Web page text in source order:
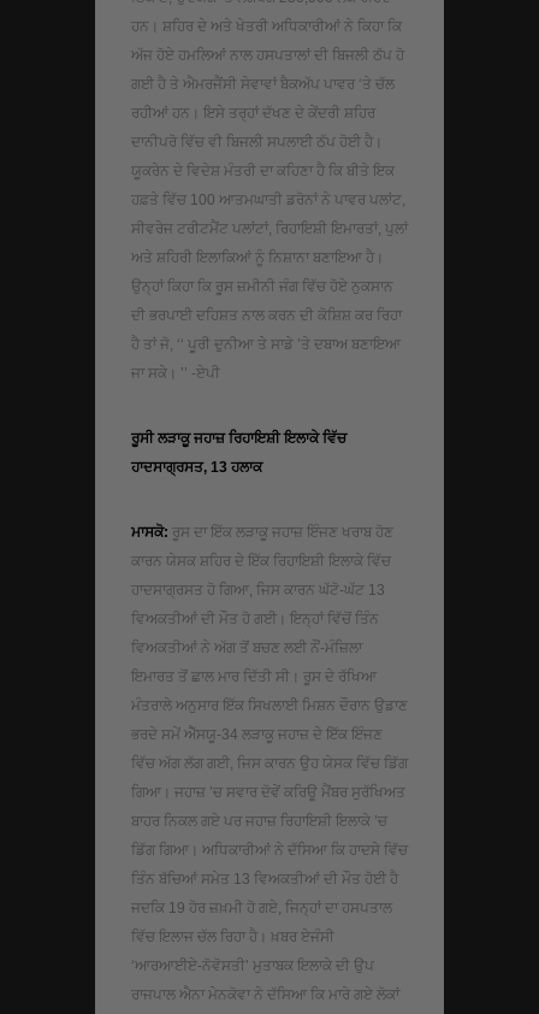
ਹਨ। ਸ਼ਹਿਰ ਦੇ ਅਤੇ ਖੇਤਰੀ ਅਧਿਕਾਰੀਆਂ ਨੇ ਕਿਹਾ ਕਿ
ਅੱਜ ਹੋਏ ਹਮਲਿਆਂ ਨਾਲ ਹਸਪਤਾਲਾਂ ਦੀ ਬਿਜਲੀ ਠੱਪ ਹੋ
ਗਈ ਹੈ ਤੇ ਐਮਰਜੈਂਸੀ ਸੇਵਾਵਾਂ ਬੈਕਅੱਪ ਪਾਵਰ ‘ਤੇ ਚੱਲ
ਰਹੀਆਂ ਹਨ। ਇਸੇ ਤਰ੍ਹਾਂ ਦੱਖਣ ਦੇ ਕੇਂਦਰੀ ਸ਼ਹਿਰ
ਦਾਨੀਪਰੋ ਵਿੱਚ ਵੀ ਬਿਜਲੀ ਸਪਲਾਈ ਠੱਪ ਹੋਈ ਹੈ।
ਯੂਕਰੇਨ ਦੇ ਵਿਦੇਸ਼ ਮੰਤਰੀ ਦਾ ਕਹਿਣਾ ਹੈ ਕਿ ਬੀਤੇ ਇਕ
ਹਫ਼ਤੇ ਵਿੱਚ 100 ਆਤਮਘਾਤੀ ਡਰੋਨਾਂ ਨੇ ਪਾਵਰ ਪਲਾਂਟ,
ਸੀਵਰੇਜ ਟਰੀਟਮੈਂਟ ਪਲਾਂਟਾਂ, ਰਿਹਾਇਸ਼ੀ ਇਮਾਰਤਾਂ, ਪੁਲਾਂ
ਅਤੇ ਸ਼ਹਿਰੀ ਇਲਾਕਿਆਂ ਨੂੰ ਨਿਸ਼ਾਨਾ ਬਣਾਇਆ ਹੈ।
ਉਨ੍ਹਾਂ ਕਿਹਾ ਕਿ ਰੂਸ ਜ਼ਮੀਨੀ ਜੰਗ ਵਿੱਚ ਹੋਏ ਨੁਕਸਾਨ
ਦੀ ਭਰਪਾਈ ਦਹਿਸ਼ਤ ਨਾਲ ਕਰਨ ਦੀ ਕੋਸ਼ਿਸ਼ ਕਰ ਰਿਹਾ
ਹੈ ਤਾਂ ਜੋ, ‘‘ ਪੂਰੀ ਦੁਨੀਆ ਤੇ ਸਾਡੇ ’ਤੇ ਦਬਾਅ ਬਣਾਇਆ
ਜਾ ਸਕੇ। ’’ -ਏਪੀ
ਰੂਸੀ ਲੜਾਕੂ ਜਹਾਜ਼ ਰਿਹਾਇਸ਼ੀ ਇਲਾਕੇ ਵਿੱਚ
ਹਾਦਸਾਗ੍ਰਸਤ, 13 ਹਲਾਕ
ਮਾਸਕੋ: ਰੂਸ ਦਾ ਇੱਕ ਲੜਾਕੂ ਜਹਾਜ਼ ਇੰਜਣ ਖਰਾਬ ਹੋਣ
ਕਾਰਨ ਯੇਸਕ ਸ਼ਹਿਰ ਦੇ ਇੱਕ ਰਿਹਾਇਸ਼ੀ ਇਲਾਕੇ ਵਿੱਚ
ਹਾਦਸਾਗ੍ਰਸਤ ਹੋ ਗਿਆ, ਜਿਸ ਕਾਰਨ ਘੱਟੋ-ਘੱਟ 13
ਵਿਅਕਤੀਆਂ ਦੀ ਮੌਤ ਹੋ ਗਈ। ਇਨ੍ਹਾਂ ਵਿੱਚੋਂ ਤਿੰਨ
ਵਿਅਕਤੀਆਂ ਨੇ ਅੱਗ ਤੋਂ ਬਚਣ ਲਈ ਨੌਂ-ਮੰਜ਼ਿਲਾ
ਇਮਾਰਤ ਤੋਂ ਛਾਲ ਮਾਰ ਦਿੱਤੀ ਸੀ। ਰੂਸ ਦੇ ਰੱਖਿਆ
ਮੰਤਰਾਲੇ ਅਨੁਸਾਰ ਇੱਕ ਸਿਖਲਾਈ ਮਿਸ਼ਨ ਦੌਰਾਨ ਉਡਾਣ
ਭਰਦੇ ਸਮੇਂ ਐੱਸਯੂ-34 ਲੜਾਕੂ ਜਹਾਜ਼ ਦੇ ਇੱਕ ਇੰਜਣ
ਵਿੱਚ ਅੱਗ ਲੱਗ ਗਈ, ਜਿਸ ਕਾਰਨ ਉਹ ਯੇਸਕ ਵਿੱਚ ਡਿੱਗ
ਗਿਆ। ਜਹਾਜ਼ ’ਚ ਸਵਾਰ ਦੋਵੇਂ ਕਰਿਊ ਮੈਂਬਰ ਸੁਰੱਖਿਅਤ
ਬਾਹਰ ਨਿਕਲ ਗਏ ਪਰ ਜਹਾਜ਼ ਰਿਹਾਇਸ਼ੀ ਇਲਾਕੇ ’ਚ
ਡਿੱਗ ਗਿਆ। ਅਧਿਕਾਰੀਆਂ ਨੇ ਦੱਸਿਆ ਕਿ ਹਾਦਸੇ ਵਿੱਚ
ਤਿੰਨ ਬੱਚਿਆਂ ਸਮੇਤ 13 ਵਿਅਕਤੀਆਂ ਦੀ ਮੌਤ ਹੋਈ ਹੈ
ਜਦਕਿ 19 ਹੋਰ ਜ਼ਖ਼ਮੀ ਹੋ ਗਏ, ਜਿਨ੍ਹਾਂ ਦਾ ਹਸਪਤਾਲ
ਵਿੱਚ ਇਲਾਜ ਚੱਲ ਰਿਹਾ ਹੈ। ਖ਼ਬਰ ਏਜੰਸੀ
‘ਆਰਆਈਏ-ਨੋਵੋਸਤੀ’ ਮੁਤਾਬਕ ਇਲਾਕੇ ਦੀ ਉਪ
ਰਾਜਪਾਲ ਐਨਾ ਮੇਨਕੋਵਾ ਨੇ ਦੱਸਿਆ ਕਿ ਮਾਰੇ ਗਏ ਲੋਕਾਂ